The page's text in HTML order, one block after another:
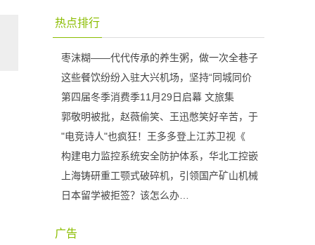
热点排行
枣沫糊——代代传承的养生粥，做一次全巷子
这些餐饮纷纷入驻大兴机场，坚持“同城同价
第四届冬季消费季11月29日启幕 文旅集
郭敬明被批，赵薇偷笑、王迅憋笑好辛苦，于
"电竞诗人"也疯狂！王多多登上江苏卫视《
构建电力监控系统安全防护体系，华北工控嵌
上海铸研重工颚式破碎机，引领国产矿山机械
日本留学被拒签？该怎么办…
广告